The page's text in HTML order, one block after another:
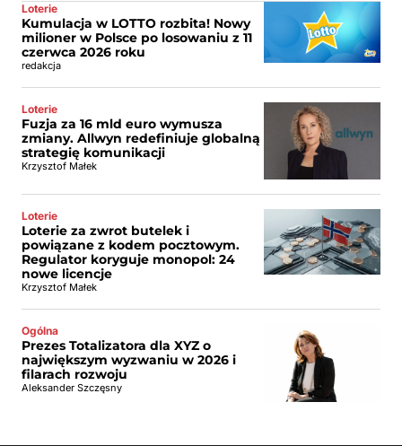
Loterie
Kumulacja w LOTTO rozbita! Nowy
milioner w Polsce po losowaniu z 11
czerwca 2026 roku
redakcja
Loterie
Fuzja za 16 mld euro wymusza
zmiany. Allwyn redefiniuje globalną
strategię komunikacji
Krzysztof Małek
Loterie
Loterie za zwrot butelek i
powiązane z kodem pocztowym.
Regulator koryguje monopol: 24
nowe licencje
Krzysztof Małek
Ogólna
Prezes Totalizatora dla XYZ o
największym wyzwaniu w 2026 i
filarach rozwoju
Aleksander Szczęsny